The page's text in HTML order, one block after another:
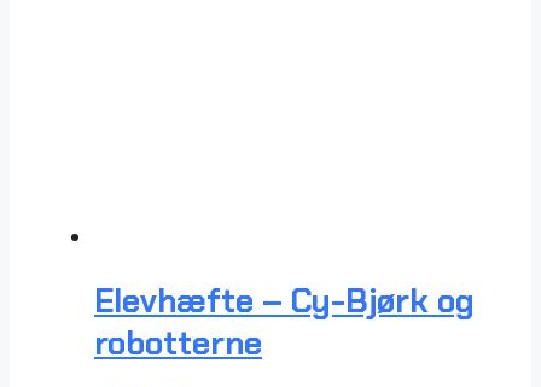
Elevhæfte – Cy-Bjørk og
robotterne